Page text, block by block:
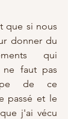
que si nous
donner du
qui
ne faut pas
de ce
passé et le
j'ai vécu